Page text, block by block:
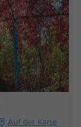
Auf der Karte